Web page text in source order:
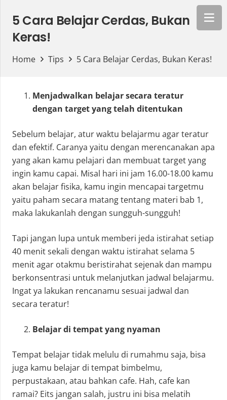
5 Cara Belajar Cerdas, Bukan
Keras!
Home Tips 5 Cara Belajar Cerdas, Bukan Keras!
Menjadwalkan belajar secara teratur
dengan target yang telah ditentukan
Sebelum belajar, atur waktu belajarmu agar teratur
dan efektif. Caranya yaitu dengan merencanakan apa
yang akan kamu pelajari dan membuat target yang
ingin kamu capai. Misal hari ini jam 16.00-18.00 kamu
akan belajar fisika, kamu ingin mencapai targetmu
yaitu paham secara matang tentang materi bab 1,
maka lakukanlah dengan sungguh-sungguh!
Tapi jangan lupa untuk memberi jeda istirahat setiap
40 menit sekali dengan waktu istirahat selama 5
menit agar otakmu beristirahat sejenak dan mampu
berkonsentrasi untuk melanjutkan jadwal belajarmu.
Ingat ya lakukan rencanamu sesuai jadwal dan
secara teratur!
Belajar di tempat yang nyaman
Tempat belajar tidak melulu di rumahmu saja, bisa
juga kamu belajar di tempat bimbelmu,
perpustakaan, atau bahkan cafe. Hah, cafe kan
ramai? Eits jangan salah, justru ini bisa melatih